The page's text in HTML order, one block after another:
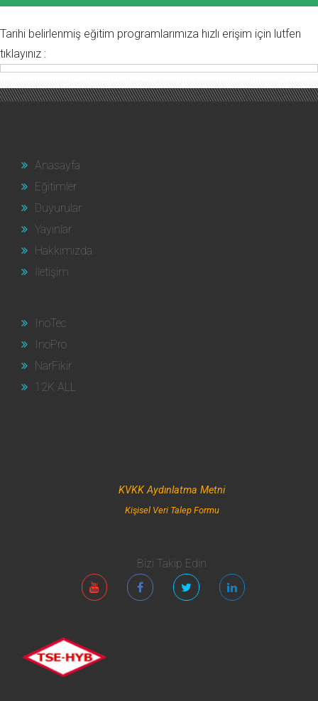
Tarihi belirlenmiş eğitim programlarımıza hızlı erişim için lutfen
tıklayınız :
Anasayfa
Eğitimler
Duyurular
Yayınlar
Hakkımızda
İletişim
InoTec
InoPro
NarFikir
12K ALL
KVKK Aydınlatma Metni
Kişisel Veri Talep Formu
Bizi Takip Edin